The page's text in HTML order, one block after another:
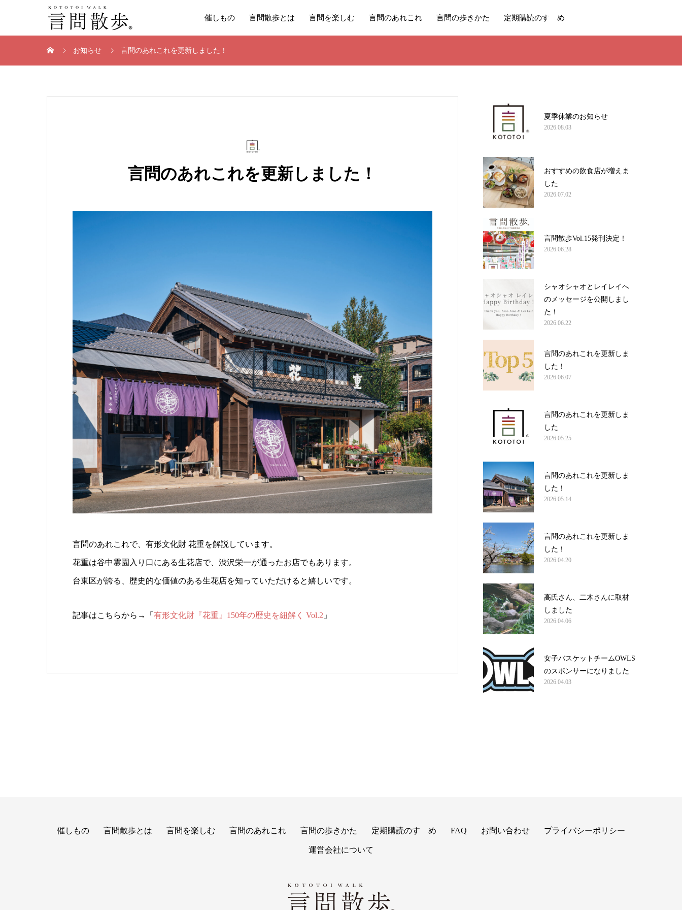
催しもの 言問散歩とは 言問を楽しむ 言問のあれこれ 言問の歩きかた 定期購読のすゝめ
お知らせ 言問のあれこれを更新しました！
言問のあれこれを更新しました！
言問のあれこれで、有形文化財 花重を解説しています。
花重は谷中霊園入り口にある生花店で、渋沢栄一が通ったお店でもあります。
台東区が誇る、歴史的な価値のある生花店を知っていただけると嬉しいです。
記事はこちらから→「 有形文化財『花重』150年の歴史を紐解く Vol.2 」
夏季休業のお知らせ
2026.08.03
おすすめの飲食店が増えま
した
2026.07.02
言問散歩Vol.15発刊決定！
2026.06.28
シャオシャオとレイレイへ
のメッセージを公開しまし
た！
2026.06.22
言問のあれこれを更新しま
した！
2026.06.07
言問のあれこれを更新しま
した
2026.05.25
言問のあれこれを更新しま
した！
2026.05.14
言問のあれこれを更新しま
した！
2026.04.20
高氏さん、二木さんに取材
しました
2026.04.06
女子バスケットチームOWLS
のスポンサーになりました
2026.04.03
催しもの 言問散歩とは 言問を楽しむ 言問のあれこれ 言問の歩きかた 定期購読のすゝめ FAQ お問い合わせ プライバシーポリシー
運営会社について